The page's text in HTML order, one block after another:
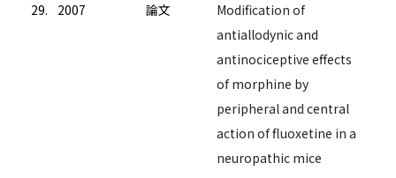
29. 2007 論文
Modification of
antiallodynic and
antinociceptive effects
of morphine by
peripheral and central
action of fluoxetine in a
neuropathic mice